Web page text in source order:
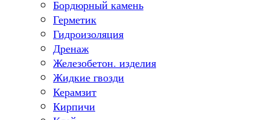
Бордюрный камень
Герметик
Гидроизоляция
Дренаж
Железобетон. изделия
Жидкие гвозди
Керамзит
Кирпичи